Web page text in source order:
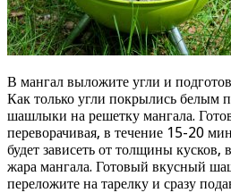
В мангал выложите угли и
Как только угли покрылись белым
шашлыки на решетку мангала.
переворачивая, в течение 15-20
будет зависеть от толщины
жара мангала. Готовый вкусный
переложите на тарелку и сразу